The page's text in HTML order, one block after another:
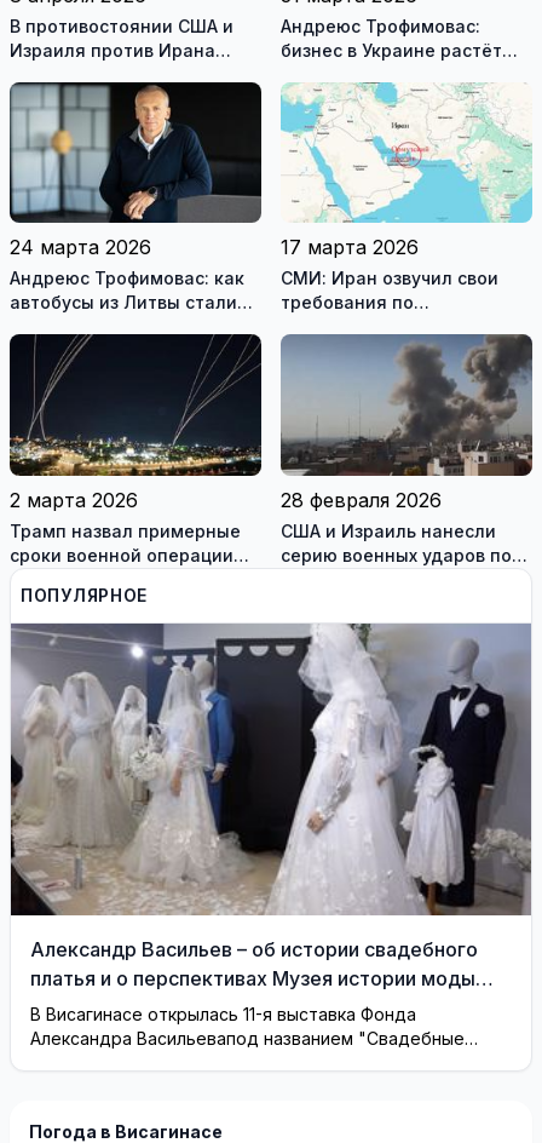
В противостоянии США и
Израиля против Ирана
перемирие
Андреюс Трофимовас:
бизнес в Украине растёт
24 марта 2026
Андреюс Трофимовас: как
автобусы из Литвы стали
охваченного огнём
Мариуполя (фотогалерея)
17 марта 2026
СМИ: Иран озвучил свои
требования по
2 марта 2026
Трамп назвал примерные
сроки военной операции
против Ирана
28 февраля 2026
США и Израиль нанесли
серию военных ударов по
ПОПУЛЯРНОЕ
Александр Васильев – об истории свадебного
платья и о перспективах Музея истории моды
(видео)
В Висагинасе открылась 11-я выставка Фонда
Александра Васильевапод названием "Свадебные
Погода в Висагинасе